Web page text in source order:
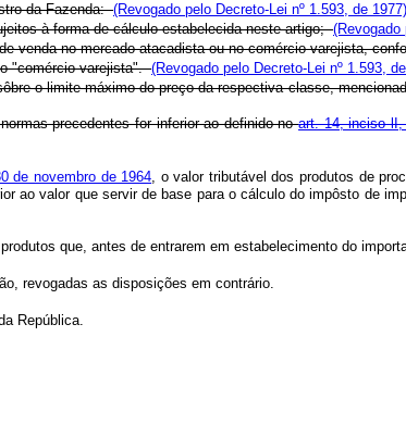
da Fazenda:(Revogado pelo Decreto-Lei nº 1.593, de 1977)
à forma de cálculo estabelecida neste artigo;(Revogado
venda no mercado atacadista ou no comércio varejista,
"comércio varejista".(Revogado pelo Decreto-Lei nº 1.593,
o limite máximo do preço da respectiva classe,
precedentes for inferior ao definido noart. 14, inciso lI,
de novembro de 1964, o valor tributável dos produtos de
ao valor que servir de base para o cálculo do impôsto de
que, antes de entrarem em estabelecimento do
revogadas as disposições em contrário.
República.